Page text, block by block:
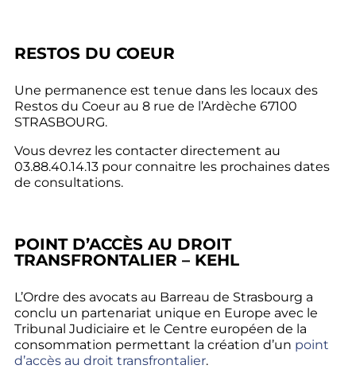
RESTOS DU COEUR
Une permanence est tenue dans les locaux des
Restos du Coeur au 8 rue de l’Ardèche 67100
STRASBOURG.
Vous devrez les contacter directement au
03.88.40.14.13 pour connaitre les prochaines dates
de consultations.
POINT D’ACCÈS AU DROIT
TRANSFRONTALIER – KEHL
L’Ordre des avocats au Barreau de Strasbourg a
conclu un partenariat unique en Europe avec le
Tribunal Judiciaire et le Centre européen de la
consommation permettant la création d’un point
d’accès au droit transfrontalier.